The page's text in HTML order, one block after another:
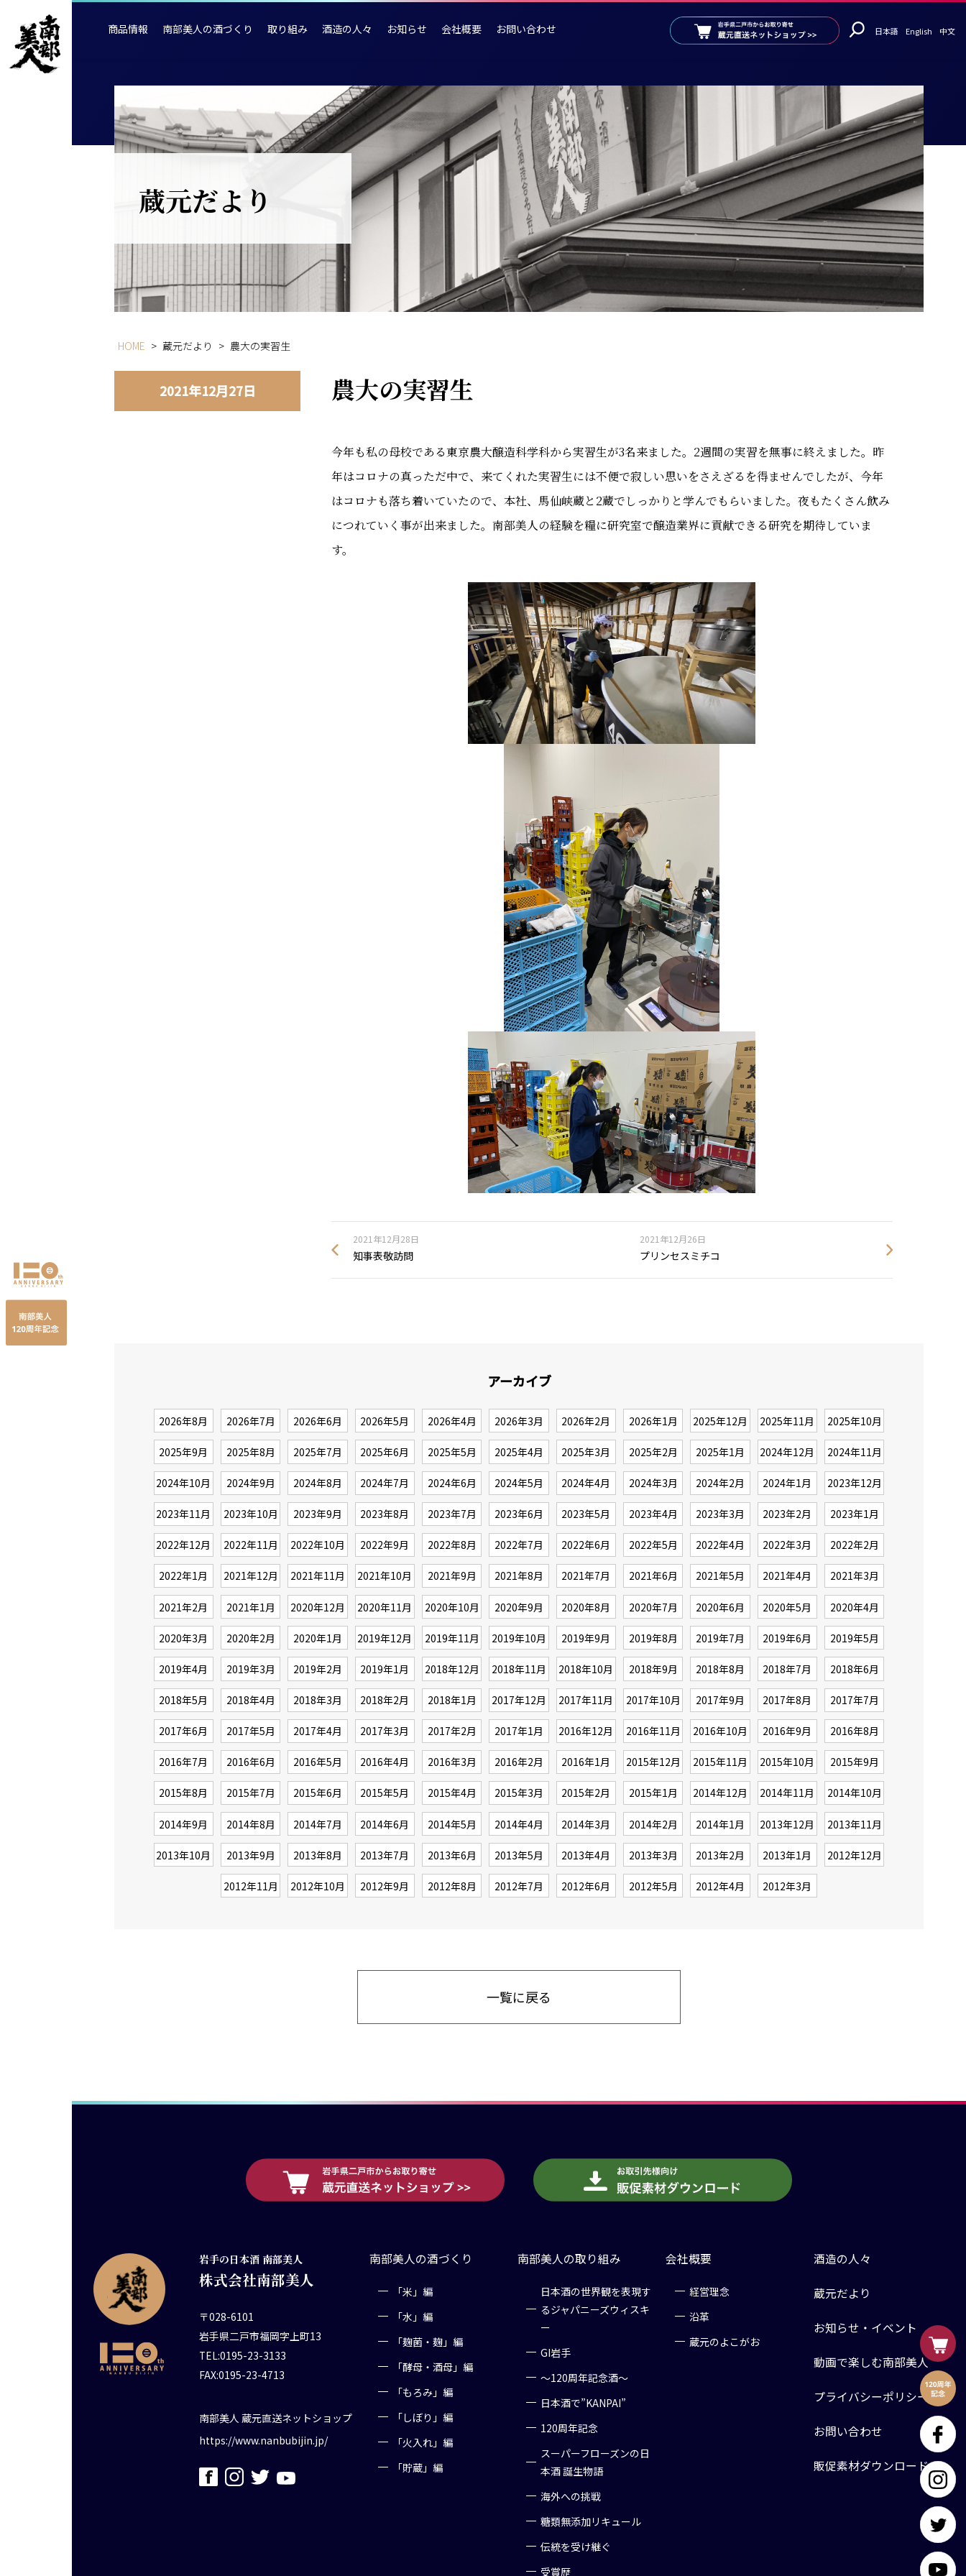
商品情報 南部美人の酒づくり 取り組み 酒造の人々 お知らせ 会社概要 お問い合わせ 日本語 English 中文
蔵元だより
HOME > 蔵元だより > 農大の実習生
2021年12月27日 農大の実習生
今年も私の母校である東京農大醸造科学科から実習生が3名来ました。2週間の実習を無事に終えました。昨
年はコロナの真っただ中で、来てくれた実習生には不便で寂しい思いをさえざるを得ませんでしたが、今年
はコロナも落ち着いていたので、本社、馬仙峡蔵と2蔵でしっかりと学んでもらいました。夜もたくさん飲み
につれていく事が出来ました。南部美人の経験を糧に研究室で醸造業界に貢献できる研究を期待していま
す。
2021年12月28日
知事表敬訪問
2021年12月26日
プリンセスミチコ
アーカイブ
2026年8月 2026年7月 2026年6月 2026年5月 2026年4月 2026年3月 2026年2月 2026年1月 2025年12月 2025年11月 2025年10月
2025年9月 2025年8月 2025年7月 2025年6月 2025年5月 2025年4月 2025年3月 2025年2月 2025年1月 2024年12月 2024年11月
2024年10月 2024年9月 2024年8月 2024年7月 2024年6月 2024年5月 2024年4月 2024年3月 2024年2月 2024年1月 2023年12月
2023年11月 2023年10月 2023年9月 2023年8月 2023年7月 2023年6月 2023年5月 2023年4月 2023年3月 2023年2月 2023年1月
2022年12月 2022年11月 2022年10月 2022年9月 2022年8月 2022年7月 2022年6月 2022年5月 2022年4月 2022年3月 2022年2月
2022年1月 2021年12月 2021年11月 2021年10月 2021年9月 2021年8月 2021年7月 2021年6月 2021年5月 2021年4月 2021年3月
2021年2月 2021年1月 2020年12月 2020年11月 2020年10月 2020年9月 2020年8月 2020年7月 2020年6月 2020年5月 2020年4月
2020年3月 2020年2月 2020年1月 2019年12月 2019年11月 2019年10月 2019年9月 2019年8月 2019年7月 2019年6月 2019年5月
2019年4月 2019年3月 2019年2月 2019年1月 2018年12月 2018年11月 2018年10月 2018年9月 2018年8月 2018年7月 2018年6月
2018年5月 2018年4月 2018年3月 2018年2月 2018年1月 2017年12月 2017年11月 2017年10月 2017年9月 2017年8月 2017年7月
2017年6月 2017年5月 2017年4月 2017年3月 2017年2月 2017年1月 2016年12月 2016年11月 2016年10月 2016年9月 2016年8月
2016年7月 2016年6月 2016年5月 2016年4月 2016年3月 2016年2月 2016年1月 2015年12月 2015年11月 2015年10月 2015年9月
2015年8月 2015年7月 2015年6月 2015年5月 2015年4月 2015年3月 2015年2月 2015年1月 2014年12月 2014年11月 2014年10月
2014年9月 2014年8月 2014年7月 2014年6月 2014年5月 2014年4月 2014年3月 2014年2月 2014年1月 2013年12月 2013年11月
2013年10月 2013年9月 2013年8月 2013年7月 2013年6月 2013年5月 2013年4月 2013年3月 2013年2月 2013年1月 2012年12月
2012年11月 2012年10月 2012年9月 2012年8月 2012年7月 2012年6月 2012年5月 2012年4月 2012年3月
一覧に戻る
岩手の日本酒 南部美人
株式会社南部美人
〒028-6101
岩手県二戸市福岡字上町13
TEL:0195-23-3133
FAX:0195-23-4713
南部美人 蔵元直送ネットショップ
https://www.nanbubijin.jp/
南部美人の酒づくり
「米」編
「水」編
「麹菌・麹」編
「酵母・酒母」編
「もろみ」編
「しぼり」編
「火入れ」編
「貯蔵」編
南部美人の取り組み
日本酒の世界観を表現す
るジャパニーズウィスキ
ー
GI岩手
～120周年記念酒～
日本酒で”KANPAI”
120周年記念
スーパーフローズンの日
本酒 誕生物語
海外への挑戦
糖類無添加リキュール
伝統を受け継ぐ
受賞歴
会社概要
経営理念
沿革
蔵元のよこがお
酒造の人々
蔵元だより
お知らせ・イベント
動画で楽しむ南部美人
プライバシーポリシー
お問い合わせ
販促素材ダウンロード